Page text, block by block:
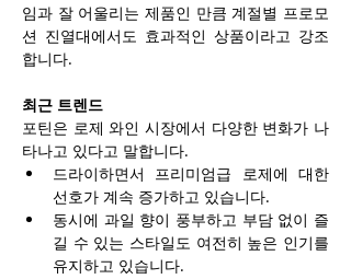
임과 잘 어울리는 제품인 만큼 계절별 프로모
션 진열대에서도 효과적인 상품이라고 강조
합니다.
최근 트렌드
포틴은 로제 와인 시장에서 다양한 변화가 나
타나고 있다고 말합니다.
드라이하면서 프리미엄급 로제에 대한
선호가 계속 증가하고 있습니다.
동시에 과일 향이 풍부하고 부담 없이 즐
길 수 있는 스타일도 여전히 높은 인기를
유지하고 있습니다.